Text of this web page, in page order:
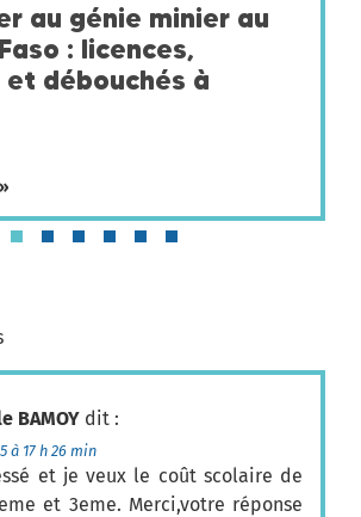
au génie minier au
: licences,
débouchés à
BAMOY dit :
à 17 h 26 min
et je veux le coût scolaire de
et 3eme. Merci,votre réponse